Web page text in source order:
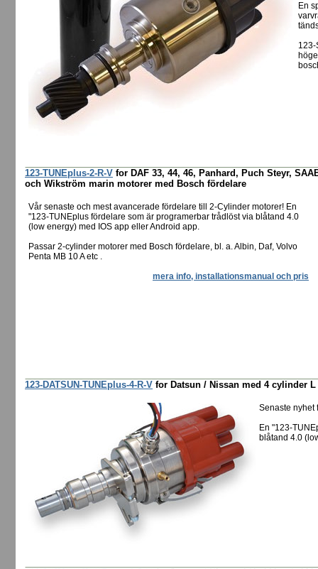
En
123-
123-TUNEplus-2-R-V for DAF 33, 44, 46, Panhard, Puch Steyr,
och Wikström marin motorer med Bosch fördelare
Vår senaste och mest avancerade fördelare till 2-Cylinder motorer! En
"123-TUNEplus fördelare som är programerbar trådlöst via blåtand 4.0
(low energy) med IOS app eller Android app.
Passar 2-cylinder motorer med Bosch fördelare, bl. a. Albin, Daf, Volvo
Penta MB 10 A etc .
mera info, installationsmanual och pris
123-DATSUN-TUNEplus-4-R-V for Datsun / Nissan med 4 cylinder
Senaste nyhet
En "123-
blåtand 4.0